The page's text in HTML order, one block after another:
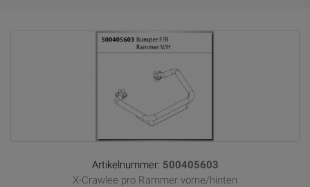
Artikelnummer: 500405603
X-Crawlee pro Rammer vorne/hinten